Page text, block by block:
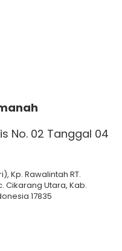
No. 02 Tanggal 04
Kp. Rawalintah RT.
Cikarang Utara, Kab.
17835